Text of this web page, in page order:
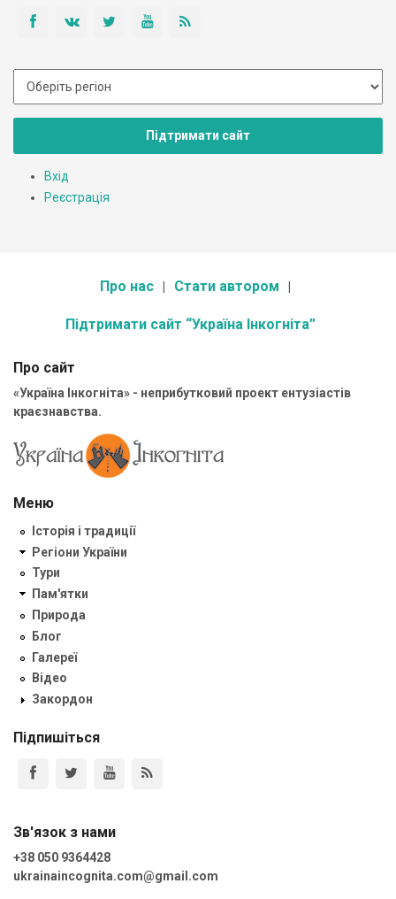
Підтримати сайт
Вхід
Реєстрація
Про нас Стати автором
Підтримати сайт “Україна Інкогніта”
Про сайт
«Україна Інкогніта» - неприбутковий проект ентузіастів
краєзнавства.
Меню
Історія і традиції
Регіони України
Тури
Пам'ятки
Природа
Блог
Галереї
Відео
Закордон
Підпишіться
Зв'язок з нами
+38 050 9364428
ukrainaincognita.com@gmail.com